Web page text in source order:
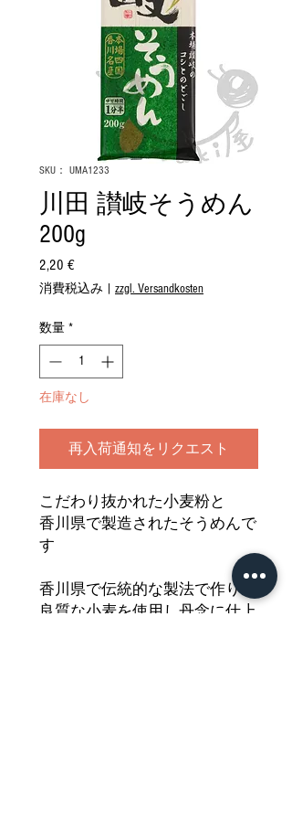
SKU： UMA1233
川田 讃岐そうめん
200g
2,20 €価
格
消費税込み zzgl. Versandkosten
数量 *
在庫なし
再入荷通知をリクエスト
こだわり抜かれた小麦粉と
香川県で製造されたそうめんで
す
香川県で伝統的な製法で作り
良質な小麦を使用し丹念に仕上